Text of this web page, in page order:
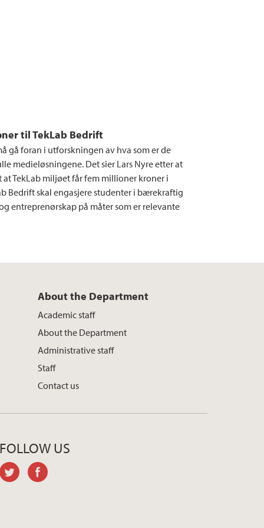
til TekLab Bedrift
gå foran i utforskningen av hva som er de
medieløsningene. Det sier Lars Nyre etter at
at TekLab miljøet får fem millioner kroner i
Bedrift skal engasjere studenter i bærekraftig
entreprenørskap på måter som er relevante
About the Department
Academic staff
About the Department
Administrative staff
Staff
Contact us
FOLLOW US
twitter